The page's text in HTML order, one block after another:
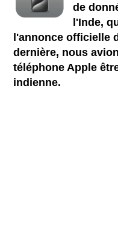
de
l'Inde,
l'annonce officielle
dernière, nous
téléphone Apple
indienne.